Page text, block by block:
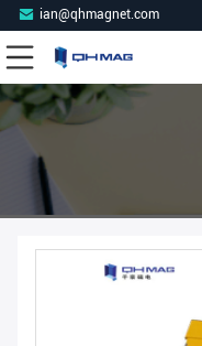
ian@qhmagnet.com